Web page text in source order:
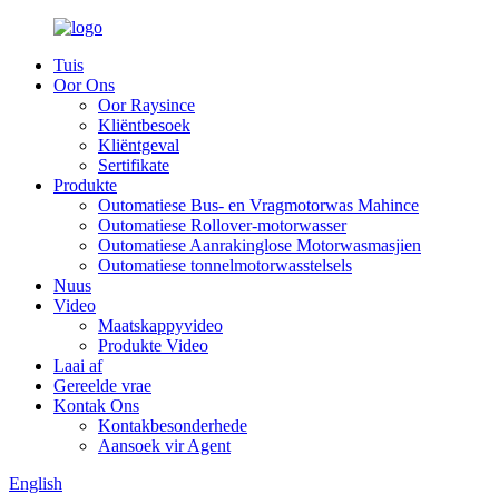
Tuis
Oor Ons
Oor Raysince
Kliëntbesoek
Kliëntgeval
Sertifikate
Produkte
Outomatiese Bus- en Vragmotorwas Mahince
Outomatiese Rollover-motorwasser
Outomatiese Aanrakinglose Motorwasmasjien
Outomatiese tonnelmotorwasstelsels
Nuus
Video
Maatskappyvideo
Produkte Video
Laai af
Gereelde vrae
Kontak Ons
Kontakbesonderhede
Aansoek vir Agent
English